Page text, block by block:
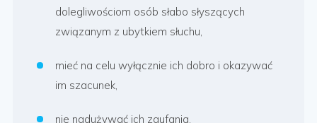
dolegliwościom osób słabo słyszących
związanym z ubytkiem słuchu,
mieć na celu wyłącznie ich dobro i okazywać
im szacunek,
nie nadużywać ich zaufania,